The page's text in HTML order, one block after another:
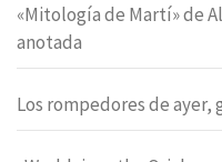
«Mitología de Martí» de
anotada
Los rompedores de ayer,